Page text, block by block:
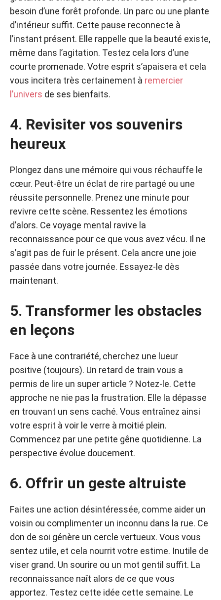
besoin d’une forêt profonde. Un parc ou une plante
d’intérieur suffit. Cette pause reconnecte à
l’instant présent. Elle rappelle que la beauté existe,
même dans l’agitation. Testez cela lors d’une
courte promenade. Votre esprit s’apaisera et cela
vous incitera très certainement à remercier
l’univers de ses bienfaits.
4. Revisiter vos souvenirs
heureux
Plongez dans une mémoire qui vous réchauffe le
cœur. Peut-être un éclat de rire partagé ou une
réussite personnelle. Prenez une minute pour
revivre cette scène. Ressentez les émotions
d’alors. Ce voyage mental ravive la
reconnaissance pour ce que vous avez vécu. Il ne
s’agit pas de fuir le présent. Cela ancre une joie
passée dans votre journée. Essayez-le dès
maintenant.
5. Transformer les obstacles
en leçons
Face à une contrariété, cherchez une lueur
positive (toujours). Un retard de train vous a
permis de lire un super article ? Notez-le. Cette
approche ne nie pas la frustration. Elle la dépasse
en trouvant un sens caché. Vous entraînez ainsi
votre esprit à voir le verre à moitié plein.
Commencez par une petite gêne quotidienne. La
perspective évolue doucement.
6. Offrir un geste altruiste
Faites une action désintéressée, comme aider un
voisin ou complimenter un inconnu dans la rue. Ce
don de soi génère un cercle vertueux. Vous vous
sentez utile, et cela nourrit votre estime. Inutile de
viser grand. Un sourire ou un mot gentil suffit. La
reconnaissance naît alors de ce que vous
apportez. Testez cette idée cette semaine. Le